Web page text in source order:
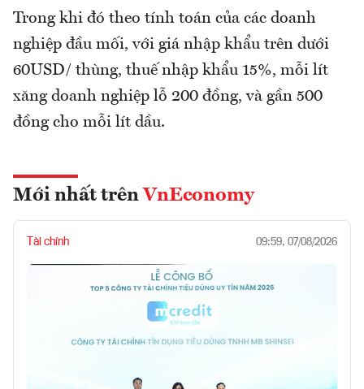
Trong khi đó theo tính toán của các doanh
nghiệp đầu mối, với giá nhập khẩu trên dưới
60USD/ thùng, thuế nhập khẩu 15%, mỗi lít
xăng doanh nghiệp lỗ 200 đồng, và gần 500
đồng cho mỗi lít dầu.
Mới nhất trên VnEconomy
Tài chính 09:59, 07/08/2026